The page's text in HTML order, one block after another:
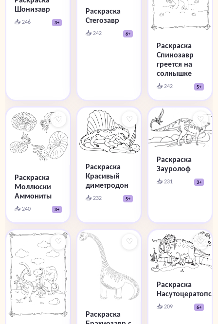
Шонизавр
📥 246 3+
Раскраска
Стегозавр
📥 242 6+
Раскраска
Спинозавр
греется на
солнышке
📥 242 5+
♡
Раскраска
Моллюски
Аммониты
📥 240 3+
♡
Раскраска
Красивый
диметродон
📥 232 5+
♡
Раскраска
Зауролоф
📥 231 3+
♡ ♡
Раскраска
♡
Раскраска
Насутоцератопс
📥 209 6+